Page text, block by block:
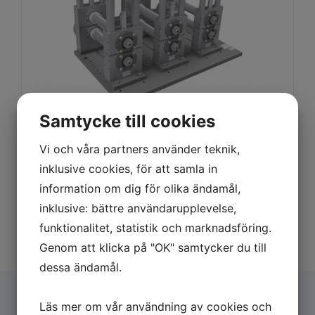
Samtycke till cookies
Vi och våra partners använder teknik,
inklusive cookies, för att samla in
information om dig för olika ändamål,
inklusive: bättre användarupplevelse,
funktionalitet, statistik och marknadsföring.
Genom att klicka på "OK" samtycker du till
dessa ändamål.
Läs mer om vår användning av cookies och